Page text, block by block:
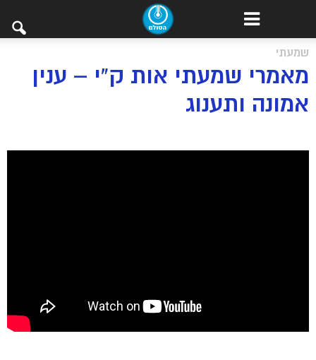
שמעתי
מאמרי שמעתי אות ק”י – ענין
אמונה ותענוג